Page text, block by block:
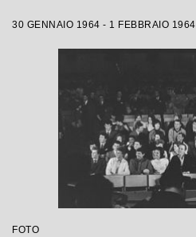
30 GENNAIO 1964 - 1 FEBBRAIO 1964
FOTO